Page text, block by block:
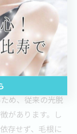
め、早めの対策
来的な脱毛の悩
前から継続的に
すくなります。
理由とは
め、従来の光脱
があります。し
存せず、毛根に